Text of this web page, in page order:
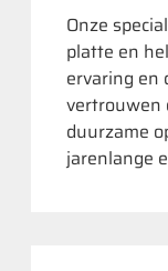
Onze
platte en
ervaring en
vertrouwen
duurzame
jarenlange